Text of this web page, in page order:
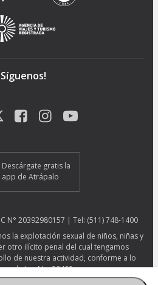
Descárgate gratis la
app de Atrápalo
N° 20392980157 | Tel: (511) 748-1400
la explotación sexual de niños, niñas y
otro ilícito penal del cual tengamos
de nuestra actividad, conforme a lo
en la Ley No. 29408.
ESNNA.Ver afiche ESNNA.